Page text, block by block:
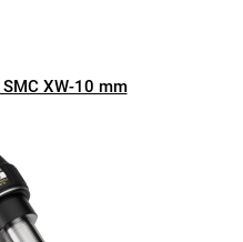
XW-10 mm